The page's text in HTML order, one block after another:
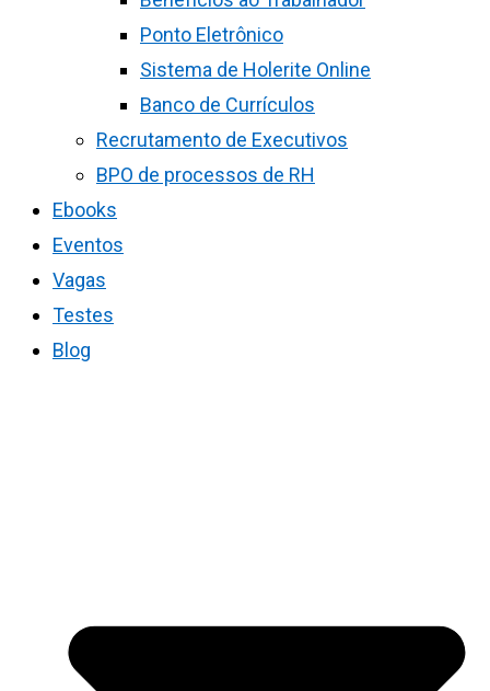
Ponto Eletrônico
Sistema de Holerite Online
Banco de Currículos
Recrutamento de Executivos
BPO de processos de RH
Ebooks
Eventos
Vagas
Testes
Blog